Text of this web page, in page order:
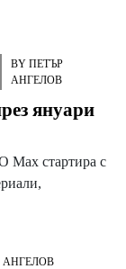
BYПЕТЪР
АНГЕЛОВ
януари
Max стартира с
АНГЕЛОВ